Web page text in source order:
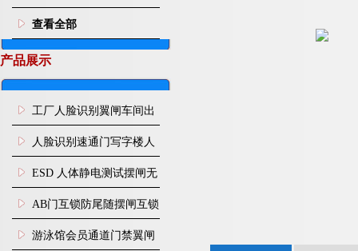
查看全部
产品展示
工厂人脸识别翼闸车间出
入口人行通道门禁
人脸识别速通门写字楼人
行通道闸门禁设备
ESD 人体静电测试摆闸无
尘车间防静电闸机
AB门互锁防尾随摆闸互锁
闸机
游泳馆会员通道门禁翼闸